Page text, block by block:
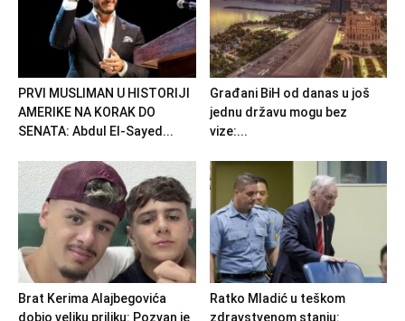
PRVI MUSLIMAN U HISTORIJI
AMERIKE NA KORAK DO
SENATA: Abdul El-Sayed...
Građani BiH od danas u još
jednu državu mogu bez
vize:...
Brat Kerima Alajbegovića
dobio veliku priliku: Pozvan je
Ratko Mladić u teškom
zdravstvenom stanju: